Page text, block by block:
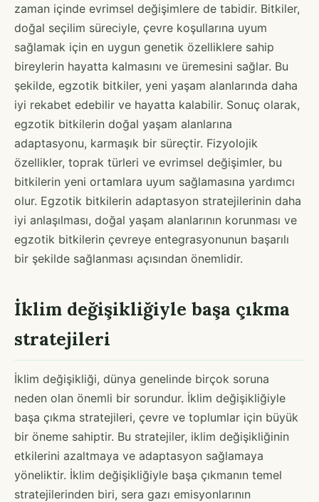
zaman içinde evrimsel değişimlere de tabidir. Bitkiler,
doğal seçilim süreciyle, çevre koşullarına uyum
sağlamak için en uygun genetik özelliklere sahip
bireylerin hayatta kalmasını ve üremesini sağlar. Bu
şekilde, egzotik bitkiler, yeni yaşam alanlarında daha
iyi rekabet edebilir ve hayatta kalabilir. Sonuç olarak,
egzotik bitkilerin doğal yaşam alanlarına
adaptasyonu, karmaşık bir süreçtir. Fizyolojik
özellikler, toprak türleri ve evrimsel değişimler, bu
bitkilerin yeni ortamlara uyum sağlamasına yardımcı
olur. Egzotik bitkilerin adaptasyon stratejilerinin daha
iyi anlaşılması, doğal yaşam alanlarının korunması ve
egzotik bitkilerin çevreye entegrasyonunun başarılı
bir şekilde sağlanması açısından önemlidir.
İklim değişikliğiyle başa çıkma
stratejileri
İklim değişikliği, dünya genelinde birçok soruna
neden olan önemli bir sorundur. İklim değişikliğiyle
başa çıkma stratejileri, çevre ve toplumlar için büyük
bir öneme sahiptir. Bu stratejiler, iklim değişikliğinin
etkilerini azaltmaya ve adaptasyon sağlamaya
yöneliktir. İklim değişikliğiyle başa çıkmanın temel
stratejilerinden biri, sera gazı emisyonlarının